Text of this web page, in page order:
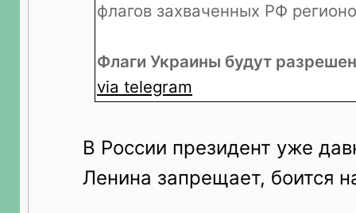
флагов захваченных РФ
Флаги Украины будут
via telegram
В России президент уже
Ленина запрещает, боится